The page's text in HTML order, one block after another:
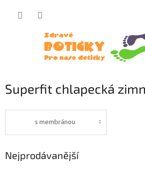
Superfit chlapecká
s membránou
Nejprodávanější